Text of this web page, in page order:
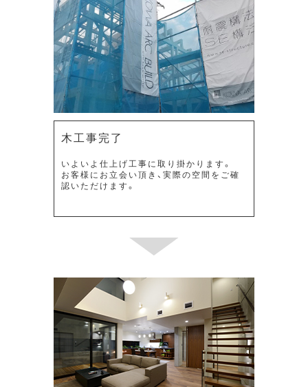
木工事完了
いよいよ仕上げ工事に取り掛かります。
お客様にお立会い頂き、実際の空間をご確
認いただけます。